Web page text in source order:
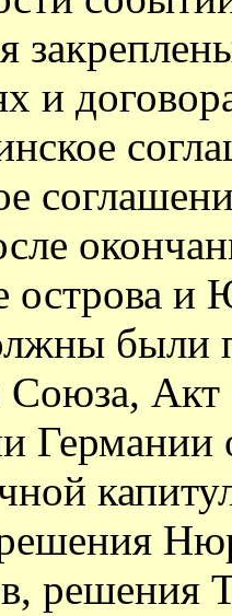
и
острова и
были
Союза, Акт
решения